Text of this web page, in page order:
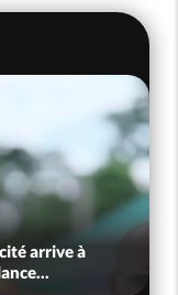
arrive à